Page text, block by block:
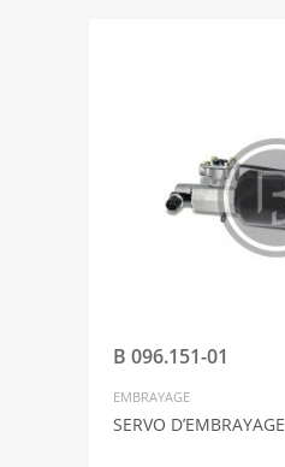
B 096.151-01
EMBRAYAGE
SERVO D’EMBRAYAGE